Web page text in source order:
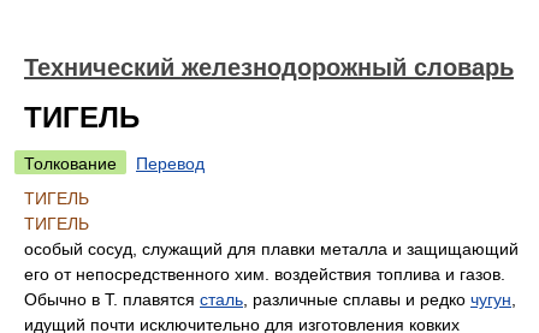
Технический железнодорожный словарь
ТИГЕЛЬ
Толкование
Перевод
ТИГЕЛЬ
ТИГЕЛЬ
особый сосуд, служащий для плавки металла и защищающий
его от непосредственного хим. воздействия топлива и газов.
Обычно в Т. плавятся сталь , различные сплавы и редко чугун
идущий почти исключительно для изготовления ковких